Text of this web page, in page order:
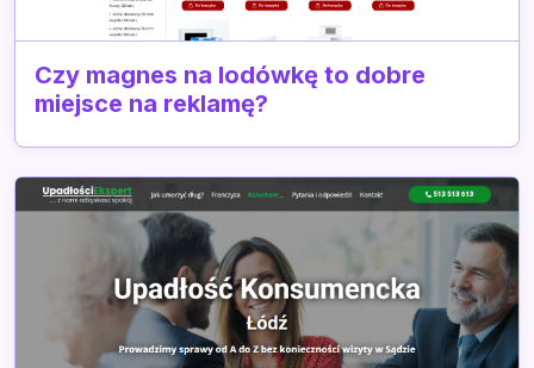
Czy magnes na lodówkę to dobre
miejsce na reklamę?